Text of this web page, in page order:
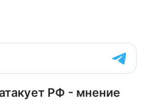
РФ - мнение